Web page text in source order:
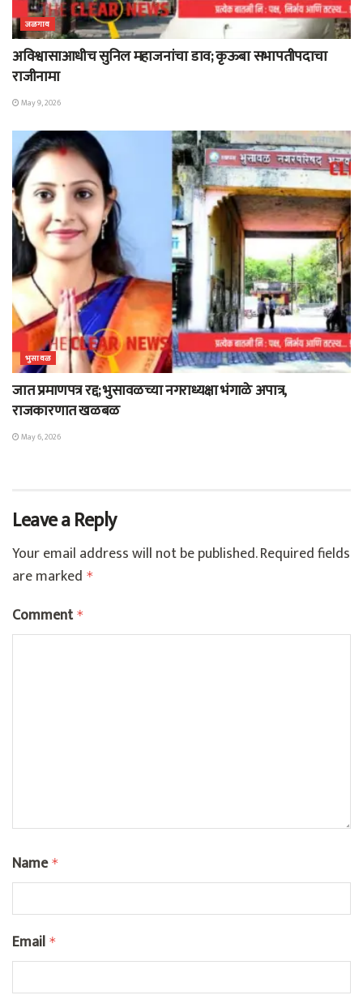
जळगाव
अविश्वासाआधीच सुनिल महाजनांचा डाव; कृऊबा सभापतीपदाचा
राजीनामा
May 9, 2026
भुसावळ
जात प्रमाणपत्र रद्द; भुसावळच्या नगराध्यक्षा भंगाळे अपात्र,
राजकारणात खळबळ
May 6, 2026
Leave a Reply
Your email address will not be published.Required fields
are marked *
Comment *
Name *
Email *